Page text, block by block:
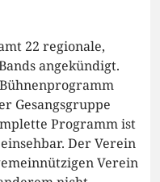
22 regionale,
angekündigt.
Gesangsgruppe
Programm ist
Der Verein
Verein